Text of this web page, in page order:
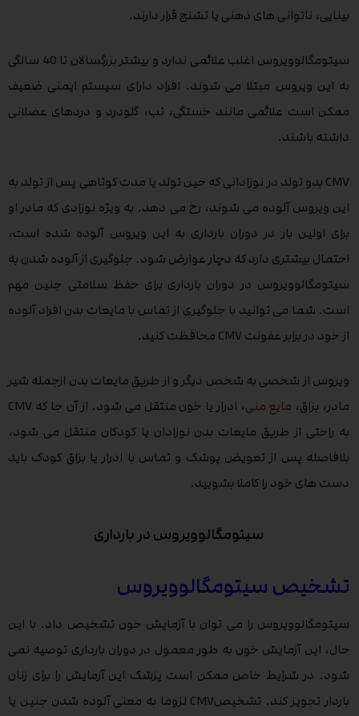
بینایی، ناتوانی های ذهنی یا تشنج قرار دارند.
سیتومگالوویروس اغلب علائمی ندارد و بیشتر بزرگسالان تا 40 سالگی
به این ویروس مبتلا می شوند. افراد دارای سیستم ایمنی ضعیف
ممکن است علائمی مانند خستگی، تب، گلودرد و دردهای عضلانی
داشته باشند.
CMV بدو تولد در نوزادانی که حین تولد یا مدت کوتاهی پس از تولد به
این ویروس آلوده می شوند، رخ می دهد. به ویژه نوزادی که مادر او
برای اولین بار در دوران بارداری به این ویروس آلوده شده است،
احتمال بیشتری دارد که دچار عوارض شود. جلوگیری از آلوده شدن به
سیتومگالوویروس در دوران بارداری برای حفظ سلامتی جنین مهم
است. شما می توانید با جلوگیری از تماس با مایعات بدن افراد آلوده
از خود در برابر عفونت CMV محافظت کنید.
ویروس از شخصی به شخص دیگر و از طریق مایعات بدن ازجمله شیر
مادر، بزاق، مایع منی
، ادرار یا خون منتقل می شود. از آن جا که CMV
به راحتی از طریق مایعات بدن نوزادان یا کودکان منتقل می شود،
بلافاصله پس از تعویض پوشک و تماس با ادرار یا بزاق کودک باید
دست های خود را کاملا بشویید.
سیتومگالوویروس در بارداری
تشخیص سیتومگالوویروس
سیتومگالوویروس را می توان با آزمایش خون تشخیص داد. با این
حال، این آزمایش خون به طور معمول در دوران بارداری توصیه نمی
شود. در شرایط خاص ممکن است پزشک این آزمایش را برای زنان
باردار تجویز کند. تشخیصCMV لزوما به معنی آلوده شدن جنین یا